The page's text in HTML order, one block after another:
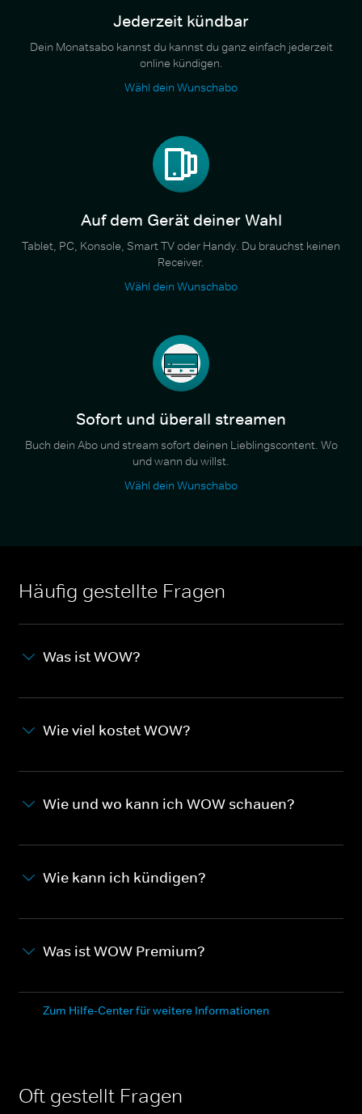
Jederzeit kündbar
Dein Monatsabo kannst du kannst du ganz einfach jederzeit
online kündigen.
Wähl dein Wunschabo
Auf dem Gerät deiner Wahl
Tablet, PC, Konsole, Smart TV oder Handy. Du brauchst keinen
Receiver.
Wähl dein Wunschabo
Sofort und überall streamen
Buch dein Abo und stream sofort deinen Lieblingscontent. Wo
und wann du willst.
Wähl dein Wunschabo
Häufig gestellte Fragen
Was ist WOW?
Wie viel kostet WOW?
Wie und wo kann ich WOW schauen?
Wie kann ich kündigen?
Was ist WOW Premium?
Zum Hilfe-Center für weitere Informationen
Oft gestellt Fragen